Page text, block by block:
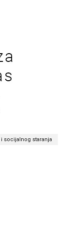
socijalnog staranja